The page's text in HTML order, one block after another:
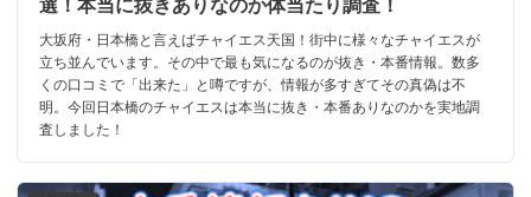
大坂府・日本橋と言えばチャイエス天国！街中に様々なチャイエスが
立ち並んでいます。その中で最も気になるのが抜き・本番情報。数多
くの口コミで「出来た」と噂ですが、情報が多すぎてその真偽は不
明。今回日本橋のチャイエスは本当に抜き・本番ありなのかを実地調
査しました！